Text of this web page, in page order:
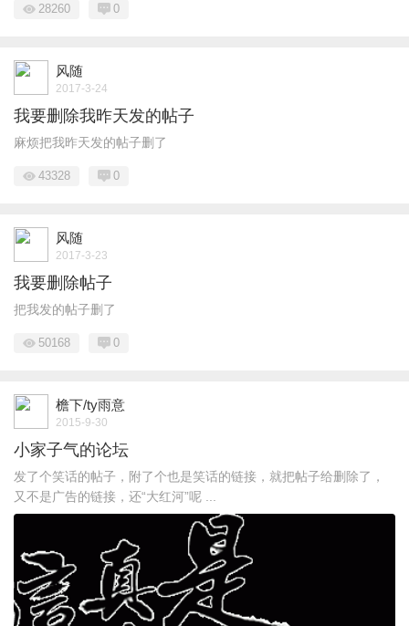
28260 0
风随
2017-3-24
我要删除我昨天发的帖子
麻烦把我昨天发的帖子删了
43328 0
风随
2017-3-23
我要删除帖子
把我发的帖子删了
50168 0
檐下/ty雨意
2015-9-30
小家子气的论坛
发了个笑话的帖子，附了个也是笑话的链接，就把帖子给删除了，
又不是广告的链接，还“大红河”呢 ...